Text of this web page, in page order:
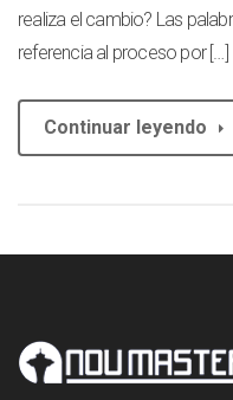
realiza el cambio? Las
referencia al proceso por […]
Continuar leyendo